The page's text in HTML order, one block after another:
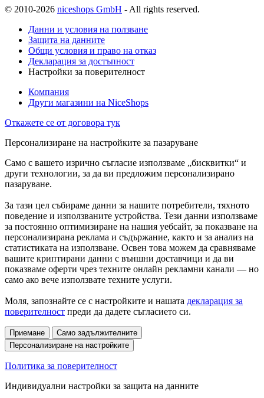
© 2010-2026 niceshops GmbH - All rights reserved.
Данни и условия на ползване
Защита на данните
Общи условия и право на отказ
Декларация за достъпност
Настройки за поверителност
Компания
Други магазини на NiceShops
Откажете се от договора тук
Персонализиране на настройките за пазаруване
Само с вашето изрично съгласие използваме „бисквитки“ и
други технологии, за да ви предложим персонализирано
пазаруване.
За тази цел събираме данни за нашите потребители, тяхното
поведение и използваните устройства. Тези данни използваме
за постоянно оптимизиране на нашия уебсайт, за показване на
персонализирана реклама и съдържание, както и за анализ на
статистиката на използване. Освен това можем да сравняваме
вашите криптирани данни с външни доставчици и да ви
показваме оферти чрез техните онлайн рекламни канали — но
само ако вече използвате техните услуги.
Моля, запознайте се с настройките и нашата декларация за
поверителност преди да дадете съгласието си.
Приемане
Само задължителните
Персонализиране на настройките
Политика за поверителност
Индивидуални настройки за защита на данните